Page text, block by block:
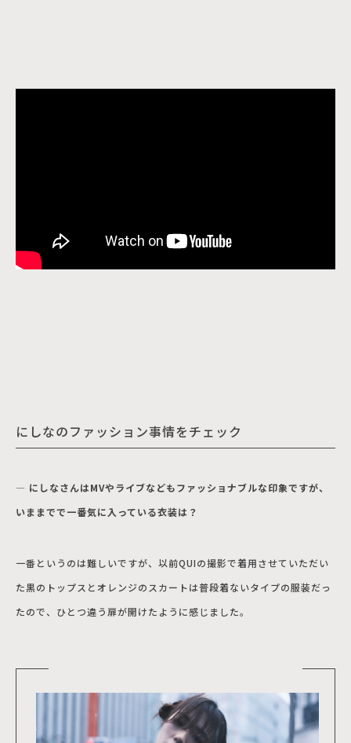
にしなのファッション事情をチェック
― にしなさんはMVやライブなどもファッショナブルな印象ですが、
いままでで一番気に入っている衣装は？
一番というのは難しいですが、以前QUIの撮影で着用させていただい
た黒のトップスとオレンジのスカートは普段着ないタイプの服装だっ
たので、ひとつ違う扉が開けたように感じました。